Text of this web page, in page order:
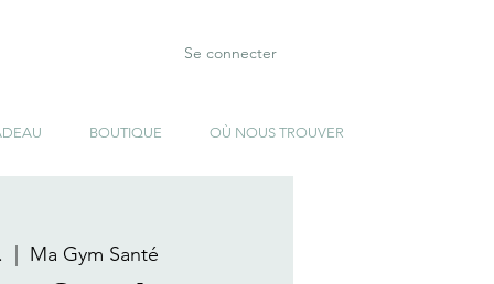
Se connecter
BOUTIQUE OÙ NOUS TROUVER
Ma Gym Santé